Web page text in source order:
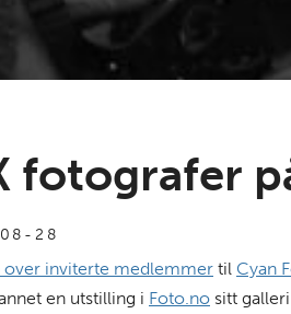
fotografer
28
over inviterte medlemmer til Cyan
en utstilling i Foto.no sitt